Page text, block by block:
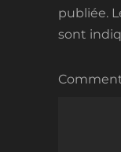
publiée.
sont